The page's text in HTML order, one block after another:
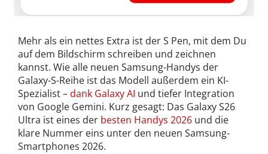
Mehr als ein nettes Extra ist der S Pen, mit dem Du
auf dem Bildschirm schreiben und zeichnen
kannst. Wie alle neuen Samsung-Handys der
Galaxy-S-Reihe ist das Modell außerdem ein KI-
Spezialist –dank Galaxy AI und tiefer Integration
von Google Gemini. Kurz gesagt: Das Galaxy S26
Ultra ist eines der besten Handys 2026 und die
klare Nummer eins unter den neuen Samsung-
Smartphones 2026.